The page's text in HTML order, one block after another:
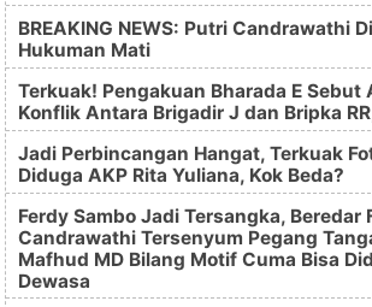
BREAKING NEWS: Putri Candrawathi
Hukuman Mati
Terkuak! Pengakuan Bharada E Sebut
Konflik Antara Brigadir J dan Bripka
Jadi Perbincangan Hangat, Terkuak
Diduga AKP Rita Yuliana, Kok Beda?
Ferdy Sambo Jadi Tersangka, Beredar
Candrawathi Tersenyum Pegang
Mafhud MD Bilang Motif Cuma Bisa
Dewasa